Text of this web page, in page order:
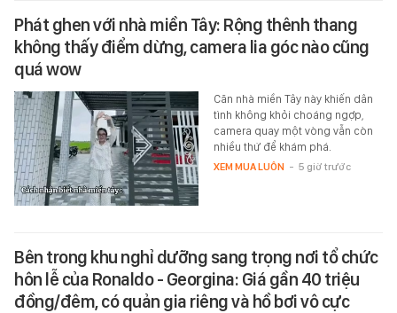
Phát ghen với nhà miền Tây: Rộng thênh thang
không thấy điểm dừng, camera lia góc nào cũng
quá wow
Căn nhà miền Tây này khiến dân
tình không khỏi choáng ngợp,
camera quay một vòng vẫn còn
nhiều thứ để khám phá.
XEM MUA LUÔN - 5 giờ trước
Bên trong khu nghỉ dưỡng sang trọng nơi tổ chức
hôn lễ của Ronaldo - Georgina: Giá gần 40 triệu
đồng/đêm, có quản gia riêng và hồ bơi vô cực